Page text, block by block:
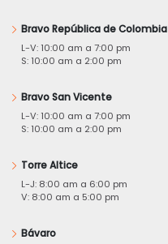
Bravo República de Colombia
L-V: 10:00 am a 7:00 pm
S: 10:00 am a 2:00 pm
Bravo San Vicente
L-V: 10:00 am a 7:00 pm
S: 10:00 am a 2:00 pm
Torre Altice
L-J: 8:00 am a 6:00 pm
V: 8:00 am a 5:00 pm
Bávaro